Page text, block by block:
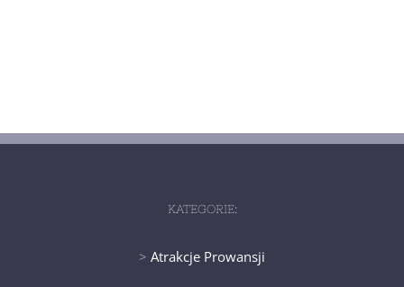
KATEGORIE:
> Atrakcje Prowansji